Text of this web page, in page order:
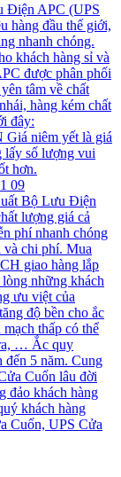
Điện APC (UPS
hàng đầu thế giới,
nhanh chóng.
khách hàng sỉ và
được phân phối
tâm về chất
hàng kém chất
đây:
Giá niêm yết là giá
lấy số lượng vui
hơn.
09
Bộ Lưu Điện
lượng giá cả
phí nhanh chóng
và chi phí. Mua
giao hàng lắp
những khách
ưu việt của
độ bền cho ắc
thấp có thể
… Ắc quy
đến 5 năm. Cung
Cuốn lâu đời
đảo khách hàng
khách hàng
Cuốn, UPS Cửa